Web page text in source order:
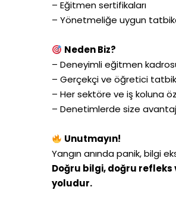
– Eğitmen sertifikaları
– Yönetmeliğe uygun
Neden Biz?
– Deneyimli eğitmen
– Gerçekçi ve öğretici
– Her sektöre ve iş koluna
– Denetimlerde size
Unutmayın!
Yangın anında panik, bilgi
Doğru bilgi, doğru refleks
yoludur.